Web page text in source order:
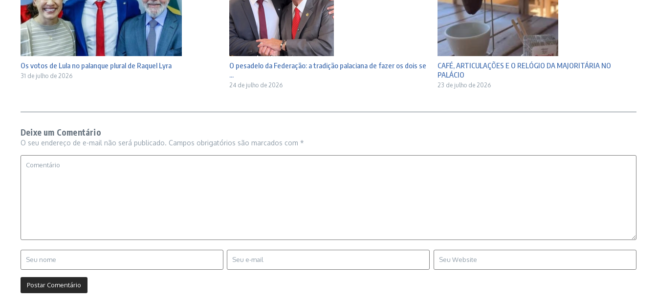
Os votos de Lula no palanque plural de Raquel Lyra
31 de julho de 2026
O pesadelo da Federação: a tradição palaciana de fazer os dois se
...
24 de julho de 2026
CAFÉ, ARTICULAÇÕES E O RELÓGIO DA MAJORITÁRIA NO
PALÁCIO
23 de julho de 2026
Deixe um Comentário
O seu endereço de e-mail não será publicado. Campos obrigatórios são marcados com *